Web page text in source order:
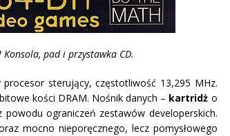
pad i przystawka CD.
sterujący, częstotliwość 13,295 MHz.
kości DRAM. Nośnik danych – kartridż o
ograniczeń zestawów developerskich.
mocno nieporęcznego, lecz pomysłowego